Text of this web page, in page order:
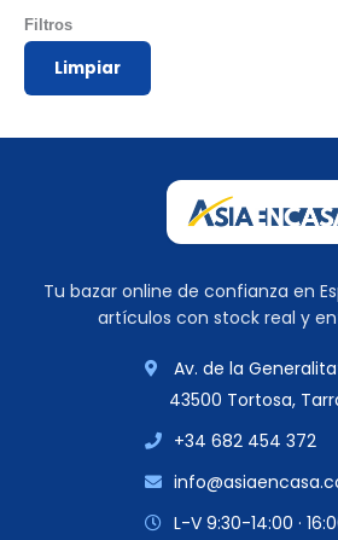
Filtros
Limpiar
Tu bazar online de confianza en
artículos con stock real y
Av. de la
43500 Tortosa,
+34 682 454 372
L-V 9:30-14:00 ·